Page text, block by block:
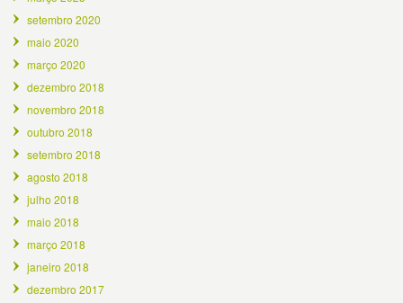
setembro 2020
maio 2020
março 2020
dezembro 2018
novembro 2018
outubro 2018
setembro 2018
agosto 2018
julho 2018
maio 2018
março 2018
janeiro 2018
dezembro 2017